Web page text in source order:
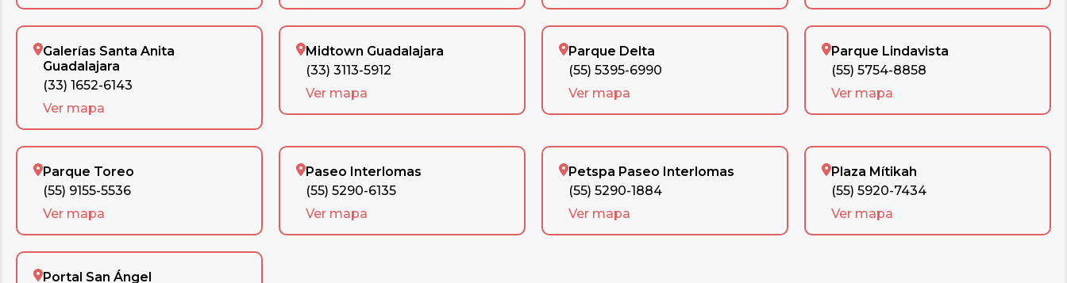
Galerías Santa Anita
Guadalajara
(33) 1652-6143
Ver mapa
Midtown Guadalajara
(33) 3113-5912
Ver mapa
Parque Delta
(55) 5395-6990
Ver mapa
Parque Lindavista
(55) 5754-8858
Ver mapa
Parque Toreo
(55) 9155-5536
Ver mapa
Paseo Interlomas
(55) 5290-6135
Ver mapa
Petspa Paseo Interlomas
(55) 5290-1884
Ver mapa
Plaza Mítikah
(55) 5920-7434
Ver mapa
Portal San Ángel